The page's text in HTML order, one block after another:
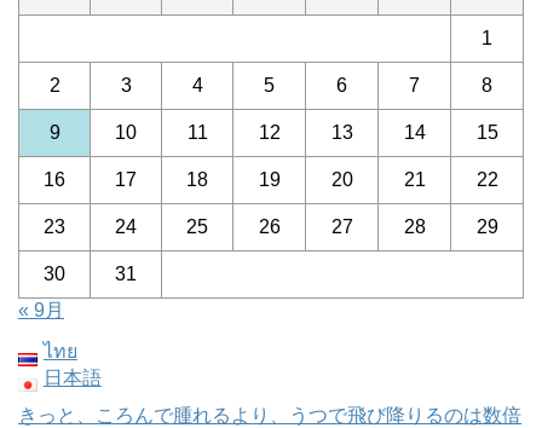
1
2 3 4 5 6 7 8
9 10 11 12 13 14 15
16 17 18 19 20 21 22
23 24 25 26 27 28 29
30
31
« 9月
ไทย
日本語
きっと、ころんで腫れるより、うつで飛び降りるのは数倍